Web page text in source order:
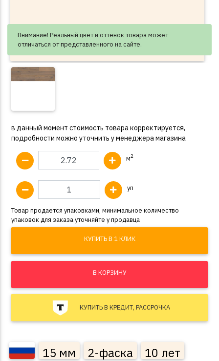
Внимание! Реальный цвет и оттенок товара может
отличаться от представленного на сайте.
в данный момент стоимость товара корректируется,
подробности можно уточнить у менеджера магазина
м2
уп
Товар продается упаковками, минимальное количество
упаковок для заказа уточняйте у продавца
КУПИТЬ В 1 КЛИК
В КОРЗИНУ
КУПИТЬ В КРЕДИТ, РАССРОЧКА
15 мм 2-фаска 10 лет